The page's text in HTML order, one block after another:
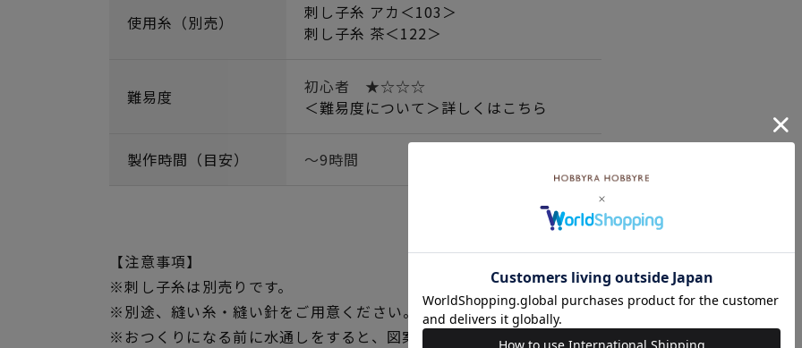
使用糸（別売）
刺し子糸 アカ＜103＞
刺し子糸 茶＜122＞
難易度
初心者 ★☆☆☆
＜難易度について＞詳しくはこちら
製作時間（目安） ～9時間
【注意事項】
※刺し子糸は別売りです。
※別途、縫い糸・縫い針をご用意ください。
※おつくりになる前に水通しをすると、図案の線が見えにくくなった